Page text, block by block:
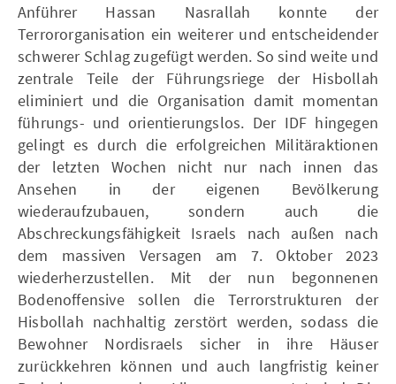
Anführer Hassan Nasrallah konnte der
Terrororganisation ein weiterer und entscheidender
schwerer Schlag zugefügt werden. So sind weite und
zentrale Teile der Führungsriege der Hisbollah
eliminiert und die Organisation damit momentan
führungs- und orientierungslos. Der IDF hingegen
gelingt es durch die erfolgreichen Militäraktionen
der letzten Wochen nicht nur nach innen das
Ansehen in der eigenen Bevölkerung
wiederaufzubauen, sondern auch die
Abschreckungsfähigkeit Israels nach außen nach
dem massiven Versagen am 7. Oktober 2023
wiederherzustellen. Mit der nun begonnenen
Bodenoffensive sollen die Terrorstrukturen der
Hisbollah nachhaltig zerstört werden, sodass die
Bewohner Nordisraels sicher in ihre Häuser
zurückkehren können und auch langfristig keiner